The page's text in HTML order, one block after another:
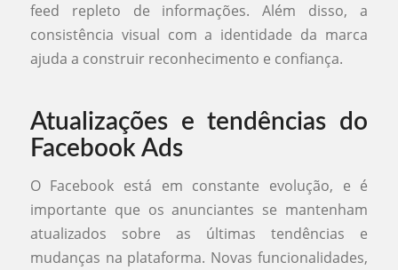
feed repleto de informações. Além disso, a
consistência visual com a identidade da marca
ajuda a construir reconhecimento e confiança.
Atualizações e tendências do
Facebook Ads
O Facebook está em constante evolução, e é
importante que os anunciantes se mantenham
atualizados sobre as últimas tendências e
mudanças na plataforma. Novas funcionalidades,